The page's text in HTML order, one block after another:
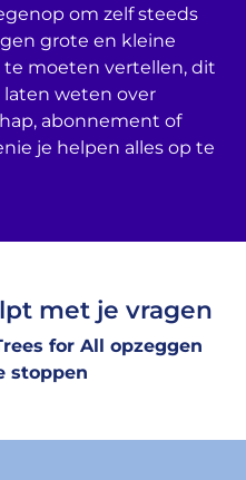
om zelf steeds
grote en kleine
moeten vertellen, dit
weten over
abonnement of
je helpen alles op te
met je vragen
for All opzeggen
stoppen